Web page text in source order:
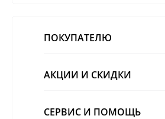
ПОКУПАТЕЛЮ
АКЦИИ И СКИДКИ
СЕРВИС И ПОМОЩЬ